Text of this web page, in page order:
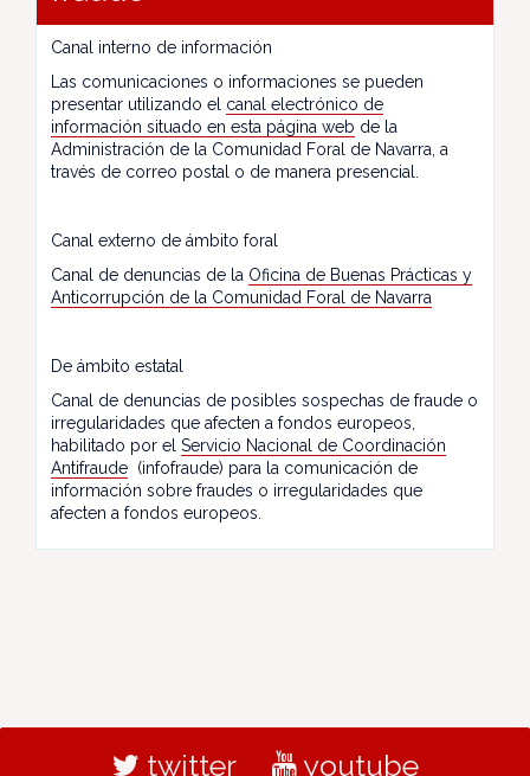
Canal interno de información
Las comunicaciones o informaciones se pueden
presentar utilizando el canal electrónico de
información situado en esta página web de la
Administración de la Comunidad Foral de Navarra, a
través de correo postal o de manera presencial.
Canal externo de ámbito foral
Canal de denuncias de la Oficina de Buenas Prácticas y
Anticorrupción de la Comunidad Foral de Navarra
De ámbito estatal
Canal de denuncias de posibles sospechas de fraude o
irregularidades que afecten a fondos europeos,
habilitado por el Servicio Nacional de Coordinación
Antifraude (infofraude) para la comunicación de
información sobre fraudes o irregularidades que
afecten a fondos europeos.
twitter youtube